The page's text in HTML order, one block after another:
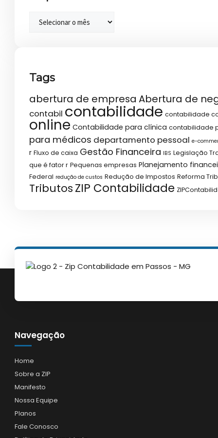
Tags
abertura de empresa Abertura de
contabil contabilidade contabilidade
online Contabilidade para clínica contabilidade
para médicos departamento pessoal e-
r Fluxo de caixa Gestão Financeira IBS Legislação
que é fator r Pequenas empresas Planejamento
Federal redução de custos Redução de Impostos Reforma
TributosZIP Contabilidade
Navegação
Home
Sobre a ZIP
Manifesto
Nossa Equipe
Planos
Fale Conosco